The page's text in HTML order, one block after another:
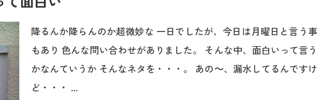
降るんか降らんのか超微妙な 一日でしたが、今日は月曜日と言う事
もあり 色んな問い合わせがありました。 そんな中、面白いって言う
かなんていうか そんなネタを・・・。 あの～、漏水してるんですけ
ど・・・ ...